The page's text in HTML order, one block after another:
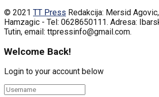
© 2021 TT Press Redakcija: Mersid
Hamzagic - Tel: 0628650111. Adresa:
Tutin, email: ttpressinfo@gmail.com.
Welcome Back!
Login to your account below